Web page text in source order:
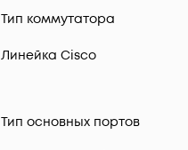
Тип коммутатора
Линейка Cisco
Тип основных портов